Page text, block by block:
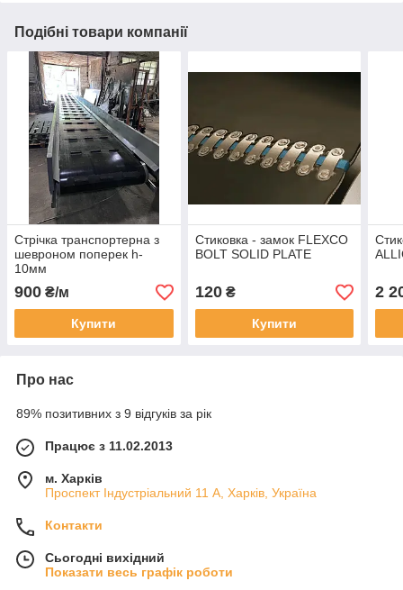
Подібні товари компанії
Стрічка транспортерна з
шевроном поперек h-
10мм
900 ₴/м
Купити
Стиковка - замок FLEXCO
BOLT SOLID PLATE
120₴
Купити
2
Про нас
89% позитивних з 9 відгуків за рік
Працює з 11.02.2013
м. Харків
Проспект Індустріальний 11 А, Харків, Україна
Контакти
Сьогодні вихідний
Показати весь графік роботи